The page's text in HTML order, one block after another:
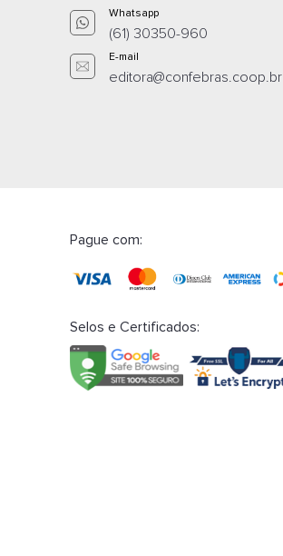
Whatsapp
(61) 30350-960
E-mail
editora@confebras.coop.br
Pague com:
Selos e Certificados: